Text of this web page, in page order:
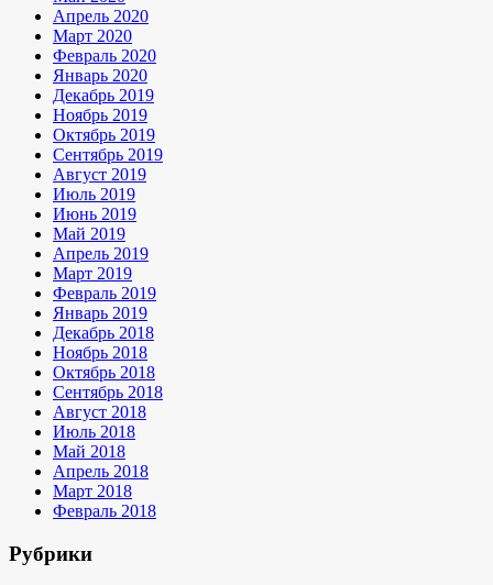
Апрель 2020
Март 2020
Февраль 2020
Январь 2020
Декабрь 2019
Ноябрь 2019
Октябрь 2019
Сентябрь 2019
Август 2019
Июль 2019
Июнь 2019
Май 2019
Апрель 2019
Март 2019
Февраль 2019
Январь 2019
Декабрь 2018
Ноябрь 2018
Октябрь 2018
Сентябрь 2018
Август 2018
Июль 2018
Май 2018
Апрель 2018
Март 2018
Февраль 2018
Рубрики